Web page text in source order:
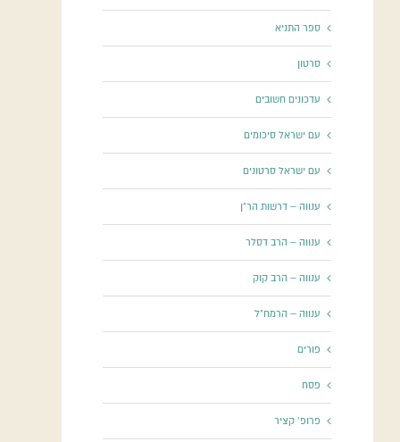
ספר התניא
סרטון
עדכונים חשובים
עם ישראל סיכומים
עם ישראל סרטונים
ענווה – דרשות הר"ן
ענווה – הרב דסלר
ענווה – הרב קוק
ענווה – הרמח"ל
פורים
פסח
פרופ' קציר